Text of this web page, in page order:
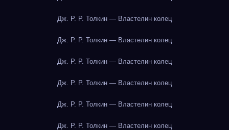
Дж. Р. Р. Толкин — Властелин колец
Дж. Р. Р. Толкин — Властелин колец
Дж. Р. Р. Толкин — Властелин колец
Дж. Р. Р. Толкин — Властелин колец
Дж. Р. Р. Толкин — Властелин колец
Дж. Р. Р. Толкин — Властелин колец